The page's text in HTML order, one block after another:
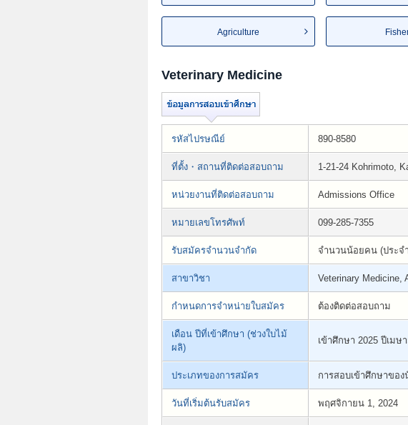
Agriculture
Veterinary Medicine
รหัสไปรษณีย์ 890-8580
ที่ตั้ง・สถานที่ติดต่อสอบถาม 1-21-24 Kohrimoto,
หน่วยงานที่ติดต่อสอบถาม Admissions Office
หมายเลขโทรศัพท์ 099-285-7355
รับสมัครจำนวนจำกัด จำนวนน้อยคน (ประจ
สาขาวิชา Veterinary Medicine,
กำหนดการจำหน่ายใบสมัคร ต้องติดต่อสอบถาม
เดือน ปีที่เข้าศึกษา (ช่วงใบไม้
ผลิ)
เข้าศึกษา 2025 ปีเมษ
ประเภทของการสมัคร การสอบเข้าศึกษาขอ
วันที่เริ่มต้นรับสมัคร พฤศจิกายน 1, 2024